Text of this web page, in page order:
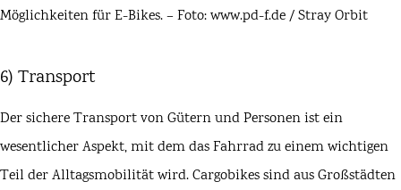
Möglichkeiten für E-Bikes. – Foto: www.pd-f.de / Stray Orbit
6) Transport
Der sichere Transport von Gütern und Personen ist ein
wesentlicher Aspekt, mit dem das Fahrrad zu einem wichtigen
Teil der Alltagsmobilität wird. Cargobikes sind aus Großstädten